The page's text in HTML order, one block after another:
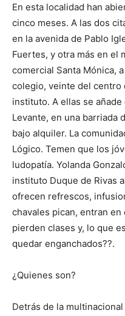
En esta localidad han
cinco meses. A las dos
en la avenida de Pablo
Fuertes, y otra más en el
comercial Santa Mónica,
colegio, veinte del centro
instituto. A ellas se
Levante, en una barriada
bajo alquiler. La
Lógico. Temen que los
ludopatía. Yolanda
instituto Duque de Rivas
ofrecen refrescos,
chavales pican, entran en
pierden clases y, lo que
quedar enganchados??.
¿Quienes son?
Detrás de la